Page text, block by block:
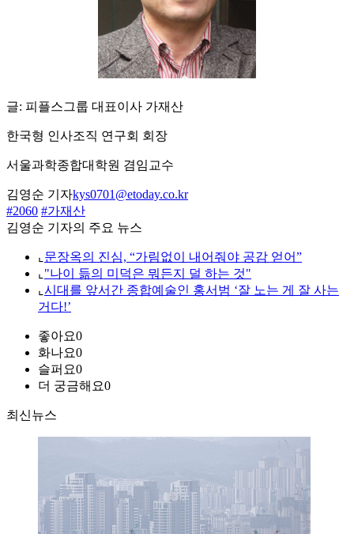
글: 피플스그룹 대표이사 가재산
한국형 인사조직 연구회 회장
서울과학종합대학원 겸임교수
김영순 기자kys0701@etoday.co.kr
#2060 #가재산
김영순 기자의 주요 뉴스
⌞ 문장옥의 진심, “가림없이 내어줘야 공감 얻어”
⌞ "나이 듦의 미덕은 뭐든지 덜 하는 것"
⌞ 시대를 앞서간 종합예술인 홍서범 ‘잘 노는 게 잘 사는
거다!’
좋아요0
화나요0
슬퍼요0
더 궁금해요0
최신뉴스